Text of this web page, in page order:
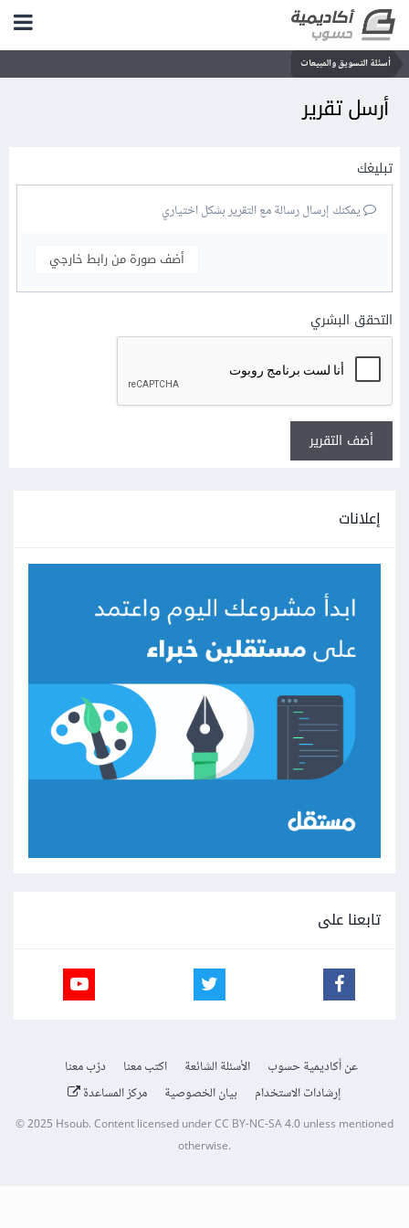
أسئلة التسويق والمبيعات
أرسل تقرير
تبليغك
يمكنك إرسال رسالة مع التقرير بشكل اختياري
أضف صورة من رابط خارجي
التحقق البشري
أضف التقرير
إعلانات
تابعنا على
عن أكاديمية حسوب الأسئلة الشائعة اكتب معنا
درّب معنا
إرشادات الاستخدام
بيان الخصوصية مركز المساعدة
© 2025 Hsoub.Content licensed underCC BY-NC-SA 4.0unless mentioned
otherwise.